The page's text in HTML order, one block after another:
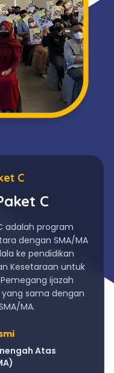
C
C
adalah program
dengan SMA/MA
ke pendidikan
Kesetaraan untuk
ijazah
sama dengan
MA.
Atas